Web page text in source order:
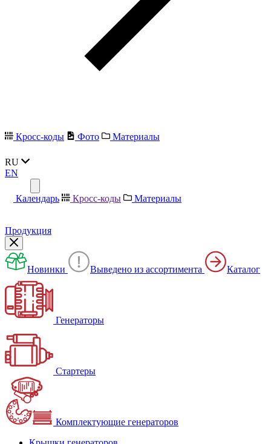
Кросс-коды Фото Материалы
RU
EN
Календарь Кросс-коды Материалы
Продукция
Новинки Выведено из ассортимента Каталог
Генераторы
Стартеры
Комплектующие генераторов